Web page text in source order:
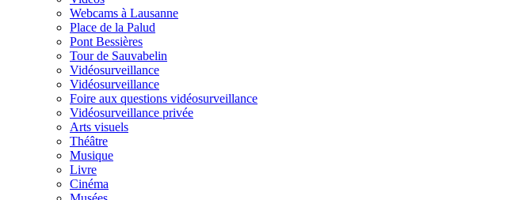
Webcams à Lausanne
Place de la Palud
Pont Bessières
Tour de Sauvabelin
Vidéosurveillance
Vidéosurveillance
Foire aux questions vidéosurveillance
Vidéosurveillance privée
Arts visuels
Théâtre
Musique
Livre
Cinéma